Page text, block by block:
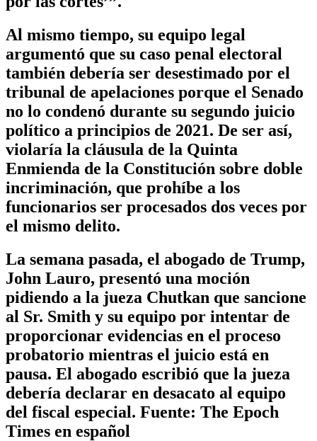
Al mismo tiempo, su equipo legal
argumentó que su caso penal electoral
también debería ser desestimado por el
tribunal de apelaciones porque el Senado
no lo condenó durante su segundo juicio
político a principios de 2021. De ser así,
violaría la cláusula de la Quinta
Enmienda de la Constitución sobre doble
incriminación, que prohíbe a los
funcionarios ser procesados dos veces por
el mismo delito.
La semana pasada, el abogado de Trump,
John Lauro, presentó una moción
pidiendo a la jueza Chutkan que sancione
al Sr. Smith y su equipo por intentar de
proporcionar evidencias en el proceso
probatorio mientras el juicio está en
pausa. El abogado escribió que la jueza
debería declarar en desacato al equipo
del fiscal especial. Fuente: The Epoch
Times en español